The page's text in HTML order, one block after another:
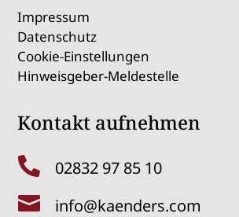
Impressum
Datenschutz
Cookie-Einstellungen
Hinweisgeber-Meldestelle
Kontakt aufnehmen
 02832 97 85 10
 info@kaenders.com